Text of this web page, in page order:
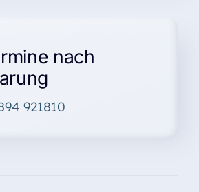
nach
921810